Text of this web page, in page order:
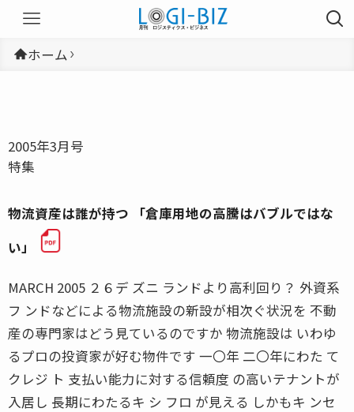
ホーム
2005年3月号
特集
物流資産は誰が持つ 「倉庫用地の高騰はバブルではな
い」
MARCH 2005 ２６デ ズニ ランドより高利回り？ 外資系
フ ンドなどによる物流施設の新設が相次ぐ状況を 不動
産の専門家はどう見ているのですか 物流施設は いわゆ
るプロの投資家が好む物件です 一〇年 二〇年にわた て
クレジ ト 支払い能力に対する信頼度 の高いテナントが
入居し 長期にわたるキ シ フロ が見える しかもキ ンセ